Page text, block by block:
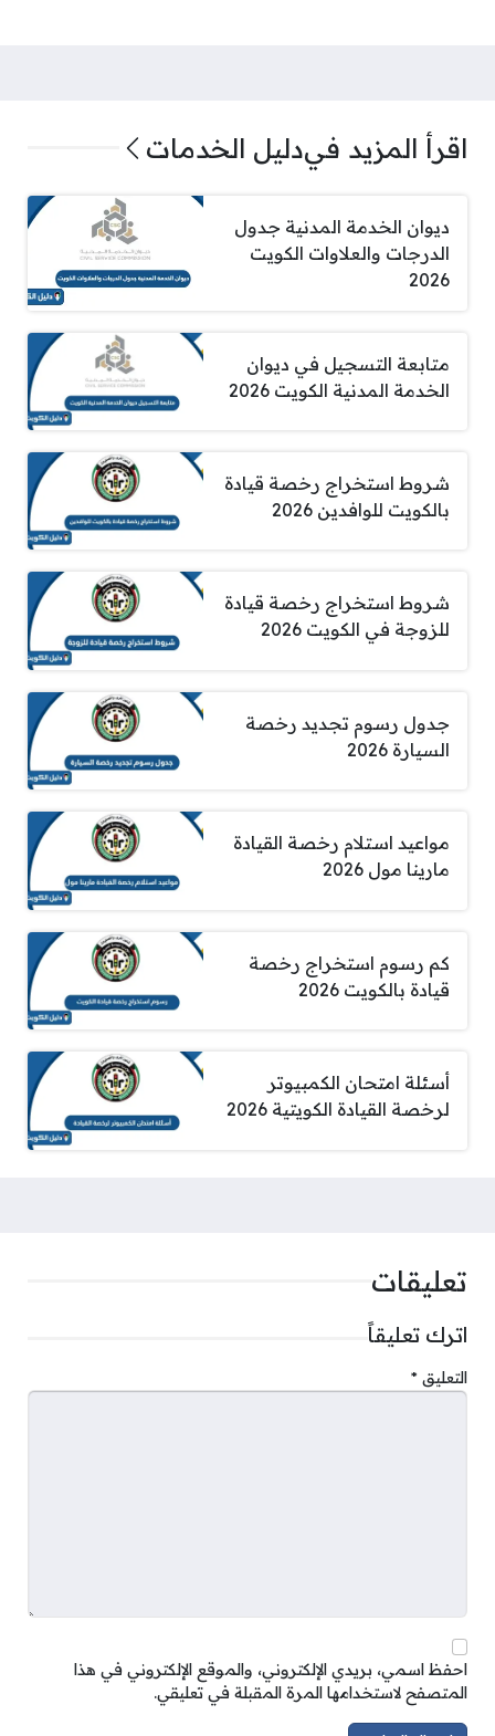
اقرأ المزيد فيدليل الخدمات
ديوان الخدمة المدنية جدول
الدرجات والعلاوات الكويت
2026
متابعة التسجيل في ديوان
الخدمة المدنية الكويت 2026
شروط استخراج رخصة قيادة
بالكويت للوافدين 2026
شروط استخراج رخصة قيادة
للزوجة في الكويت 2026
جدول رسوم تجديد رخصة
السيارة 2026
مواعيد استلام رخصة القيادة
مارينا مول 2026
كم رسوم استخراج رخصة
قيادة بالكويت 2026
أسئلة امتحان الكمبيوتر
لرخصة القيادة الكويتية 2026
تعليقات
اترك تعليقاً
التعليق *
احفظ اسمي، بريدي الإلكتروني، والموقع الإلكتروني في هذا
المتصفح لاستخدامها المرة المقبلة في تعليقي.